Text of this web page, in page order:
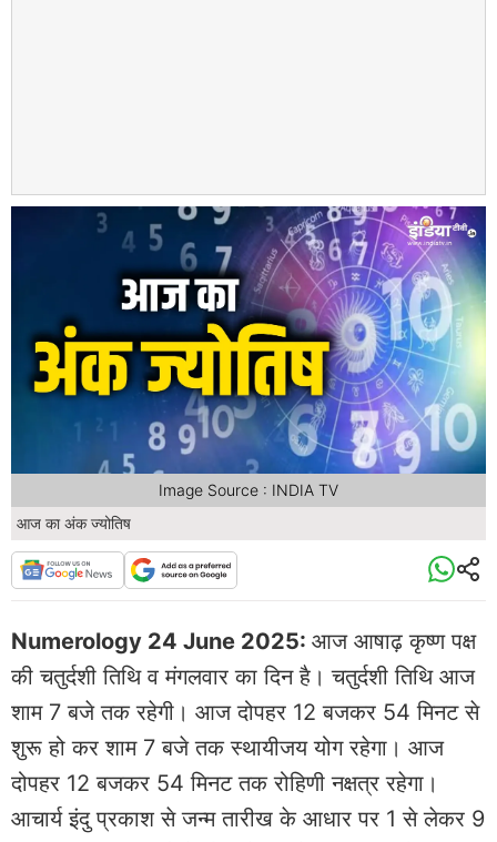
आज का अंक ज्योतिष
Image Source : INDIA TV
Numerology 24 June 2025: आज आषाढ़ कृष्ण पक्ष
की चतुर्दशी तिथि व मंगलवार का दिन है। चतुर्दशी तिथि आज
शाम 7 बजे तक रहेगी। आज दोपहर 12 बजकर 54 मिनट से
शुरू हो कर शाम 7 बजे तक स्थायीजय योग रहेगा। आज
दोपहर 12 बजकर 54 मिनट तक रोहिणी नक्षत्र रहेगा।
आचार्य इंदु प्रकाश से जन्म तारीख के आधार पर 1 से लेकर 9